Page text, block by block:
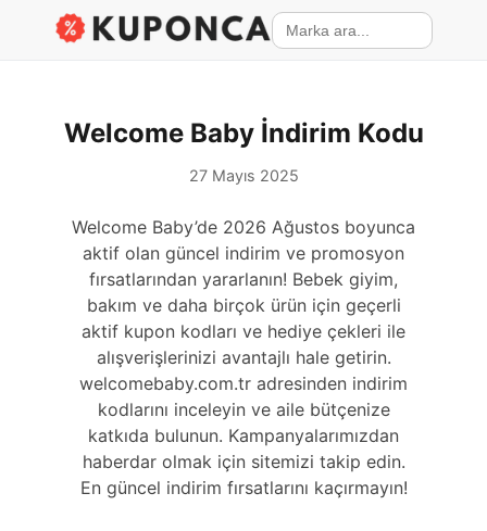
Welcome Baby İndirim Kodu
27 Mayıs 2025
Welcome Baby’de 2026 Ağustos boyunca
aktif olan güncel indirim ve promosyon
fırsatlarından yararlanın! Bebek giyim,
bakım ve daha birçok ürün için geçerli
aktif kupon kodları ve hediye çekleri ile
alışverişlerinizi avantajlı hale getirin.
welcomebaby.com.tr adresinden indirim
kodlarını inceleyin ve aile bütçenize
katkıda bulunun. Kampanyalarımızdan
haberdar olmak için sitemizi takip edin.
En güncel indirim fırsatlarını kaçırmayın!